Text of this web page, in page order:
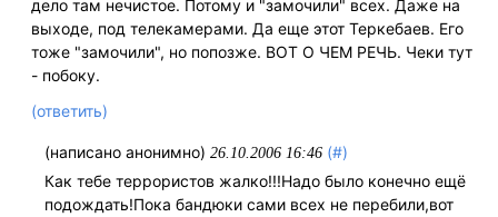
дело там нечистое. Потому и "замочили" всех. Даже на
выходе, под телекамерами. Да еще этот Теркебаев. Его
тоже "замочили", но попозже. ВОТ О ЧЕМ РЕЧЬ. Чеки тут
- побоку.
(ответить)
(написано анонимно) 26.10.2006 16:46 (#)
Как тебе террористов жалко!!!Надо было конечно ещё
подождать!Пока бандюки сами всех не перебили,вот